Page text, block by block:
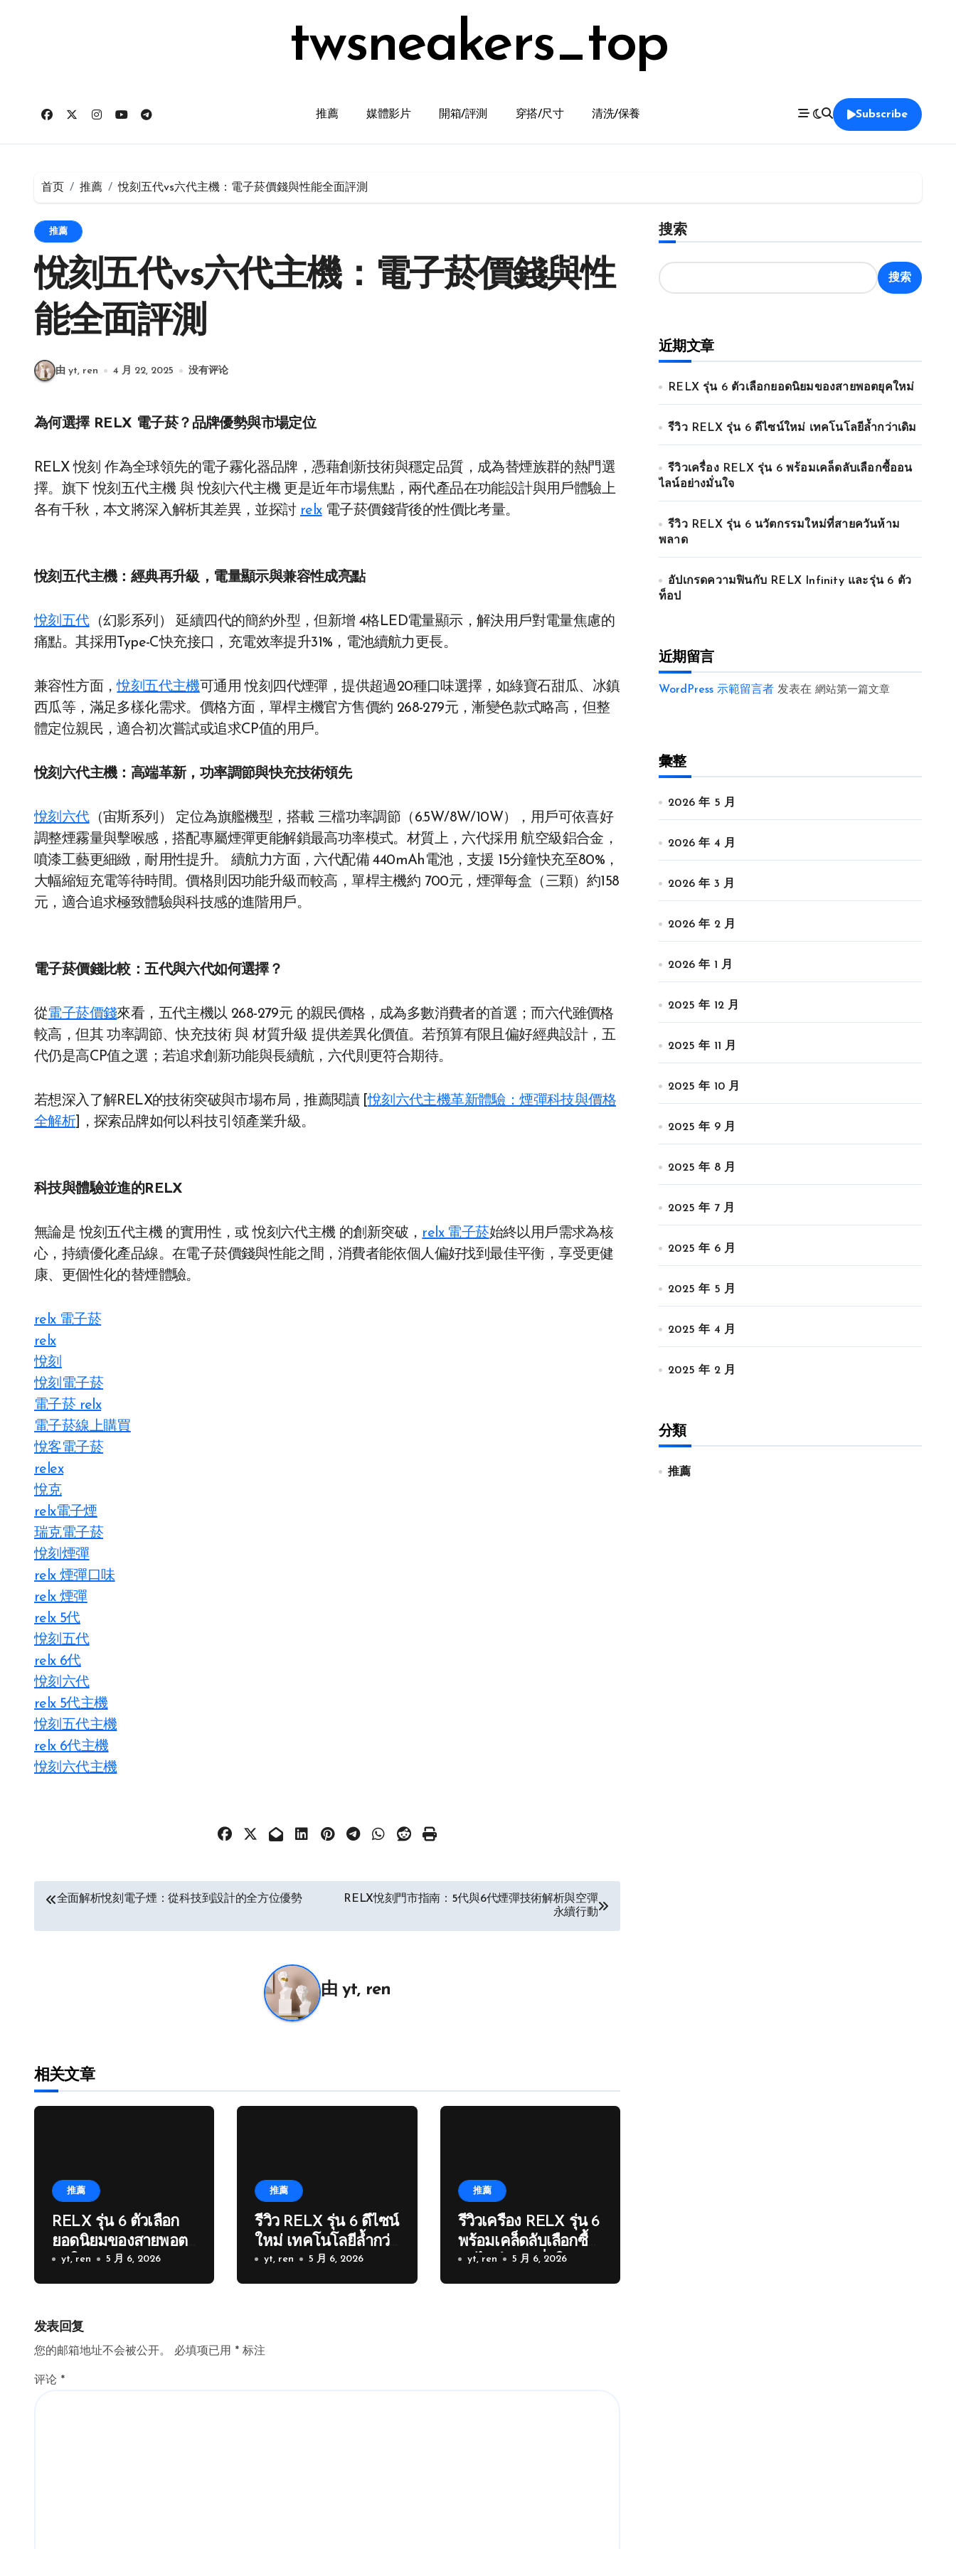
twsneakers_top
推薦 媒體影片 開箱/評測 穿搭/尺寸 清洗/保養 Subscribe
首页 推薦 悅刻五代vs六代主機：電子菸價錢與性能全面評測
推薦
悅刻五代vs六代主機：電子菸價錢與性
能全面評測
由 yt, ren 4 月 22, 2025 没有评论
為何選擇 RELX 電子菸？品牌優勢與市場定位
RELX 悅刻 作為全球領先的電子霧化器品牌，憑藉創新技術與穩定品質，成為替煙族群的熱門選
擇。旗下 悅刻五代主機 與 悅刻六代主機 更是近年市場焦點，兩代產品在功能設計與用戶體驗上
各有千秋，本文將深入解析其差異，並探討 relx電子菸價錢背後的性價比考量。
悅刻五代主機：經典再升級，電量顯示與兼容性成亮點
悅刻五代（幻影系列） 延續四代的簡約外型，但新增 4格LED電量顯示，解決用戶對電量焦慮的
痛點。其採用Type-C快充接口，充電效率提升31%，電池續航力更長。
兼容性方面，悅刻五代主機 可通用 悅刻四代煙彈，提供超過20種口味選擇，如綠寶石甜瓜、冰鎮
西瓜等，滿足多樣化需求。價格方面，單桿主機官方售價約 268-279元，漸變色款式略高，但整
體定位親民，適合初次嘗試或追求CP值的用戶。
悅刻六代主機：高端革新，功率調節與快充技術領先
悅刻六代（宙斯系列） 定位為旗艦機型，搭載 三檔功率調節（6.5W/8W/10W），用戶可依喜好
調整煙霧量與擊喉感，搭配專屬煙彈更能解鎖最高功率模式。材質上，六代採用 航空級鋁合金，
噴漆工藝更細緻，耐用性提升。 續航力方面，六代配備 440mAh電池，支援 15分鐘快充至80%，
大幅縮短充電等待時間。價格則因功能升級而較高，單桿主機約 700元，煙彈每盒（三顆）約158
元，適合追求極致體驗與科技感的進階用戶。
電子菸價錢比較：五代與六代如何選擇？
從電子菸價錢來看，五代主機以 268-279元 的親民價格，成為多數消費者的首選；而六代雖價格
較高，但其 功率調節、快充技術 與 材質升級 提供差異化價值。若預算有限且偏好經典設計，五
代仍是高CP值之選；若追求創新功能與長續航，六代則更符合期待。
若想深入了解RELX的技術突破與市場布局，推薦閱讀 [悅刻六代主機革新體驗：煙彈科技與價格
全解析]，探索品牌如何以科技引領產業升級。
科技與體驗並進的RELX
無論是 悅刻五代主機 的實用性，或 悅刻六代主機 的創新突破， relx 電子菸始終以用戶需求為核
心，持續優化產品線。在電子菸價錢與性能之間，消費者能依個人偏好找到最佳平衡，享受更健
康、更個性化的替煙體驗。
relx 電子菸
relx
悅刻
悅刻電子菸
電子菸 relx
電子菸線上購買
悅客電子菸
relex
悅克
relx電子煙
瑞克電子菸
悅刻煙彈
relx 煙彈口味
relx 煙彈
relx 5代
悅刻五代
relx 6代
悅刻六代
relx 5代主機
悅刻五代主機
relx 6代主機
悅刻六代主機
文
章
全面解析悅刻電子煙：從科技到設計的全方位優勢
RELX悅刻門市指南：5代與6代煙彈技術解析與空彈
永續行動
由yt, ren
相关文章
推薦
RELX รุ่น 6 ตัวเลือก
ยอดนิยมของสายพอต
ยุคใหม่
yt, ren 5 月 6, 2026
推薦
รีวิว RELX รุ่น 6 ดีไซน์
ใหม่ เทคโนโลยีล้ำกว่า
เดิม
yt, ren 5 月 6, 2026
推薦
รีวิวเครื่อง RELX รุ่น 6
พร้อมเคล็ดลับเลือกซื้อ
อนไลน์อย่างมั่นใจ
yt, ren 5 月 6, 2026
发表回复
您的邮箱地址不会被公开。 必填项已用 * 标注
评论 *
搜索
搜索
近期文章
RELX รุ่น 6 ตัวเลือกยอดนิยมของสายพอตยุคใหม่
รีวิว RELX รุ่น 6 ดีไซน์ใหม่ เทคโนโลยีล้ำกว่าเดิม
รีวิวเครื่อง RELX รุ่น 6 พร้อมเคล็ดลับเลือกซื้ออน
ไลน์อย่างมั่นใจ
รีวิว RELX รุ่น 6 นวัตกรรมใหม่ที่สายควันห้าม
พลาด
อัปเกรดความฟินกับ RELX Infinity และรุ่น 6 ตัว
ท็อป
近期留言
WordPress 示範留言者 发表在 網站第一篇文章
彙整
2026 年 5 月
2026 年 4 月
2026 年 3 月
2026 年 2 月
2026 年 1 月
2025 年 12 月
2025 年 11 月
2025 年 10 月
2025 年 9 月
2025 年 8 月
2025 年 7 月
2025 年 6 月
2025 年 5 月
2025 年 4 月
2025 年 2 月
分類
推薦